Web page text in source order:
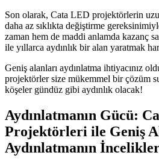
Son olarak, Cata LED projektörlerin
daha az sıklıkta değiştirme
zaman hem de maddi anlamda kazanç
ile yıllarca aydınlık bir alan yaratmak
Geniş alanları aydınlatma ihtiyacınız
projektörler size mükemmel bir çözüm
köşeler gündüz gibi aydınlık olacak!
Aydınlatmanın Gücü:
Projektörleri ile Geniş
Aydınlatmanın